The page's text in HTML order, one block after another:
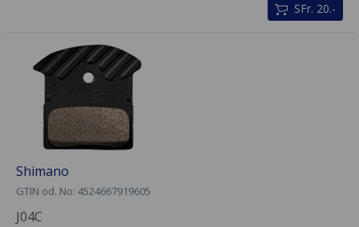
SFr. 20.-
Shimano
GTIN od. No: 4524667919605
J04C